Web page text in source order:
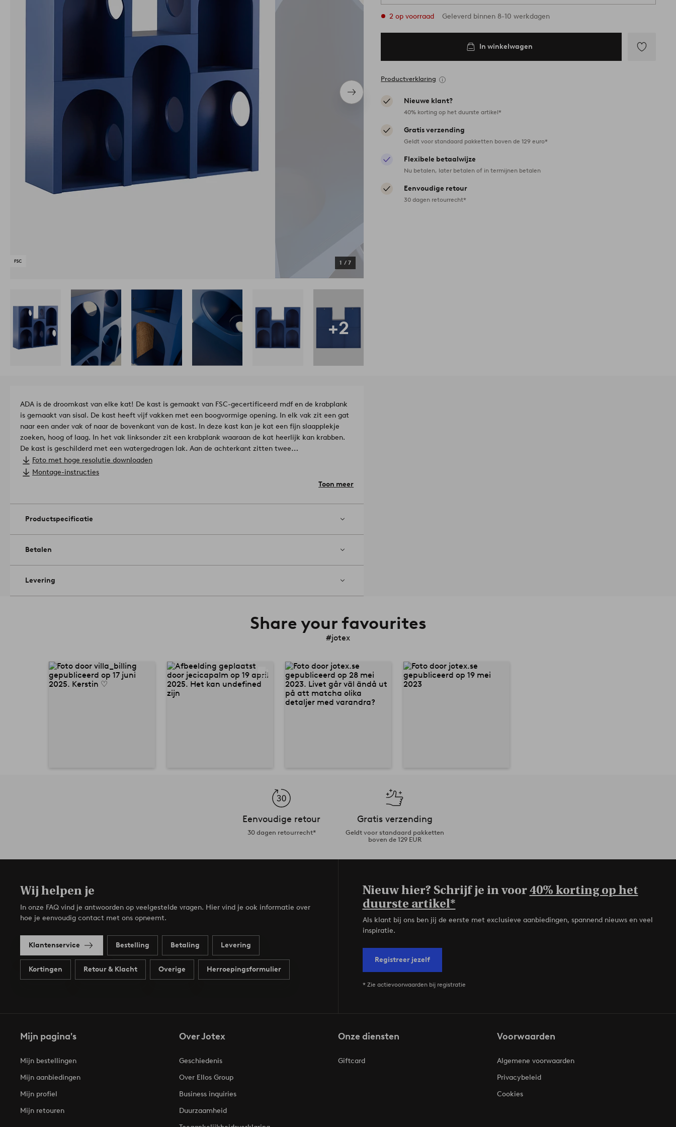
Volgend
item
1 / 7
2 op voorraad Geleverd binnen 8-10 werkdagen
In winkelwagen
Productverklaring
Nieuwe klant?
40% korting op het duurste artikel*
Gratis verzending
Geldt voor standaard pakketten boven de 129 euro*
Flexibele betaalwijze
Nu betalen, later betalen of in termijnen betalen
Eenvoudige retour
30 dagen retourrecht*
+2
ADA is de droomkast van elke kat! De kast is gemaakt van FSC-gecertificeerd mdf en de krabplank
is gemaakt van sisal. De kast heeft vijf vakken met een boogvormige opening. In elk vak zit een gat
naar een ander vak of naar de bovenkant van de kast. In deze kast kan je kat een fijn slaapplekje
zoeken, hoog of laag. In het vak linksonder zit een krabplank waaraan de kat heerlijk kan krabben.
De kast is geschilderd met een watergedragen lak. Aan de achterkant zitten twee
wandbevestigingspunten. Enige montage is vereist. Montage-instructies worden meegeleverd.
product bevat FSC-gecertificeerd mdf, wat betekent dat het is gemaakt van hout dat afkomstig is
Onderhoud: Afnemen met een licht vochtige doek.
Tips/advies: Bekijk onze mooie dierenplaids, perfect om een heerlijk slaapplekje in de kast te
Foto met hoge resolutie downloaden
Montage-instructies
Toon meer
Productspecificatie
Betalen
Levering
Share your favourites
#jotex
Eenvoudige retour
30 dagen retourrecht*
Gratis verzending
Geldt voor standaard pakketten
boven de 129 EUR
Wij helpen je
In onze FAQ vind je antwoorden op veelgestelde vragen. Hier vind je ook informatie over
hoe je eenvoudig contact met ons opneemt.
Klantenservice Bestelling Betaling Levering
Kortingen Retour & Klacht Overige Herroepingsformulier
Nieuw hier? Schrijf je in voor40% korting op het
duurste artikel*
Als klant bij ons ben jij de eerste met exclusieve aanbiedingen, spannend nieuws en veel
inspiratie.
Registreer jezelf
* Zie actievoorwaarden bij registratie
Mijn pagina's
Mijn bestellingen
Mijn aanbiedingen
Mijn profiel
Mijn retouren
Over Jotex
Geschiedenis
Over Ellos Group
Business inquiries
Duurzaamheid
Onze diensten
Giftcard
Voorwaarden
Algemene voorwaarden
Privacybeleid
Cookies